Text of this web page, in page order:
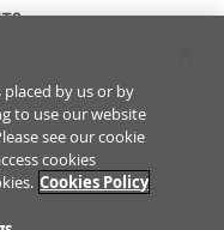
2026
Légales
Cookies
placed by us or by
to use our website
see our cookie
cookies
Cookies Policy